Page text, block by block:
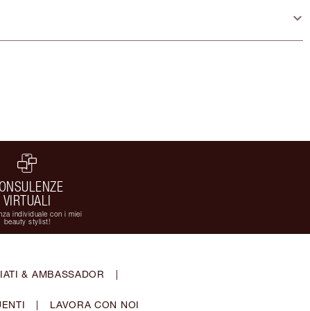
VIRTUALI
individuale con i miei
beauty stylist!
& AMBASSADOR |
| LAVORA CON NOI